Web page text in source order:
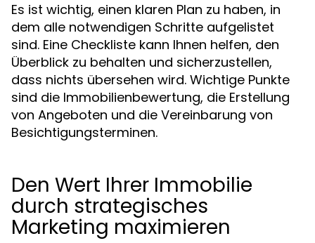
Es ist wichtig, einen klaren Plan zu haben, in
dem alle notwendigen Schritte aufgelistet
sind. Eine Checkliste kann Ihnen helfen, den
Überblick zu behalten und sicherzustellen,
dass nichts übersehen wird. Wichtige Punkte
sind die Immobilienbewertung, die Erstellung
von Angeboten und die Vereinbarung von
Besichtigungsterminen.
Den Wert Ihrer Immobilie
durch strategisches
Marketing maximieren